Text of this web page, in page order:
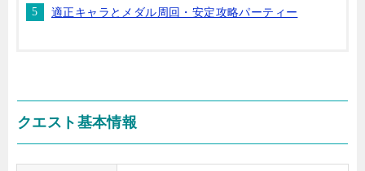
適正キャラとメダル周回・安定攻略パーティー
クエスト基本情報